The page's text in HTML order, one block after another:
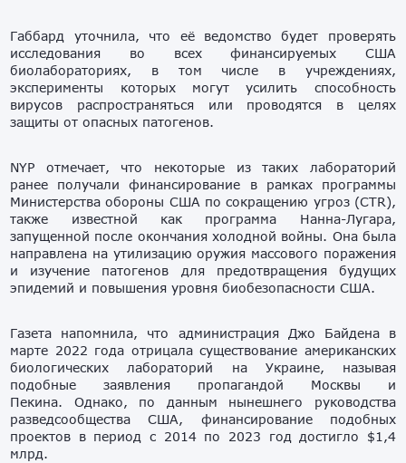
Габбард уточнила, что её ведомство будет проверять
исследования во всех финансируемых США
биолабораториях, в том числе в учреждениях,
эксперименты которых могут усилить способность
вирусов распространяться или проводятся в целях
защиты от опасных патогенов.
NYP отмечает, что некоторые из таких лабораторий
ранее получали финансирование в рамках программы
Министерства обороны США по сокращению угроз (CTR),
также известной как программа Нанна-Лугара,
запущенной после окончания холодной войны. Она была
направлена на утилизацию оружия массового поражения
и изучение патогенов для предотвращения будущих
эпидемий и повышения уровня биобезопасности США.
Газета напомнила, что администрация Джо Байдена в
марте 2022 года отрицала существование американских
биологических лабораторий на Украине, называя
подобные заявления пропагандой Москвы и
Пекина. Однако, по данным нынешнего руководства
разведсообщества США, финансирование подобных
проектов в период с 2014 по 2023 год достигло $1,4
млрд.